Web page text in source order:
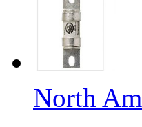
North